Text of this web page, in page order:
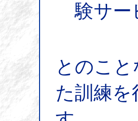
験サー
とのこ
た訓練